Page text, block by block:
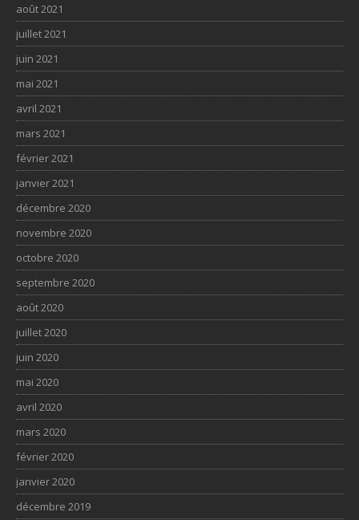
août 2021
juillet 2021
juin 2021
mai 2021
avril 2021
mars 2021
février 2021
janvier 2021
décembre 2020
novembre 2020
octobre 2020
septembre 2020
août 2020
juillet 2020
juin 2020
mai 2020
avril 2020
mars 2020
février 2020
janvier 2020
décembre 2019